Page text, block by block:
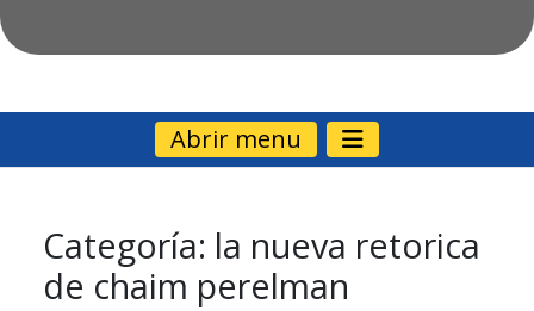
Abrir menu
Categoría: la nueva retorica
de chaim perelman